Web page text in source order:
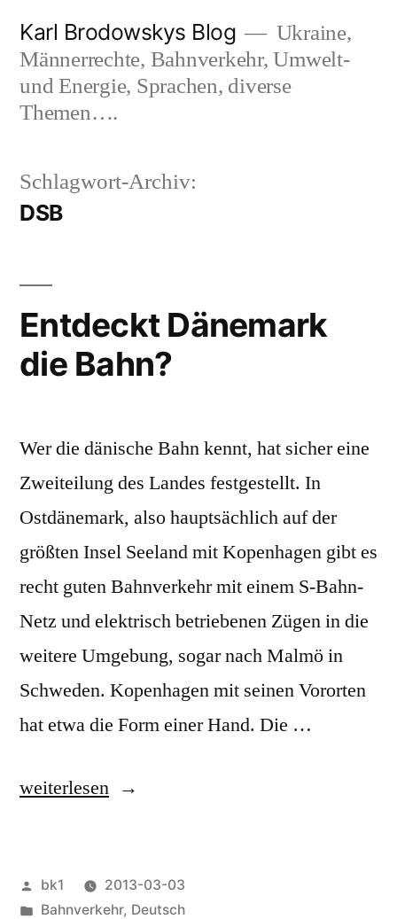
Inhalt
springen
Karl Brodowskys Blog
Ukraine,
Männerrechte, Bahnverkehr, Umwelt-
und Energie, Sprachen, diverse
Themen….
Schlagwort-Archiv:
DSB
Entdeckt Dänemark
die Bahn?
Wer die dänische Bahn kennt, hat sicher eine
Zweiteilung des Landes festgestellt. In
Ostdänemark, also hauptsächlich auf der
größten Insel Seeland mit Kopenhagen gibt es
recht guten Bahnverkehr mit einem S-Bahn-
Netz und elektrisch betriebenen Zügen in die
weitere Umgebung, sogar nach Malmö in
Schweden. Kopenhagen mit seinen Vororten
hat etwa die Form einer Hand. Die …
„Entdeckt
Bahn?“
weiterlesen
Veröffentlicht
von
bk1
2013-03-03
Veröffentlicht
Bahnverkehr, Deutsch